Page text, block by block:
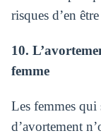
risques d’en
10.
femme
Les femmes qui
d’avortement